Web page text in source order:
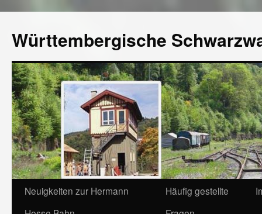
Württembergische
Neuigkeiten zur Hermann
Häufig gestellte